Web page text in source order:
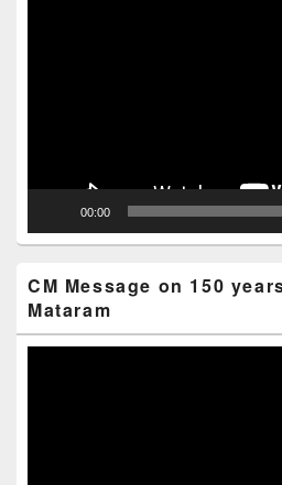
00:00
CM Message on 150
Mataram